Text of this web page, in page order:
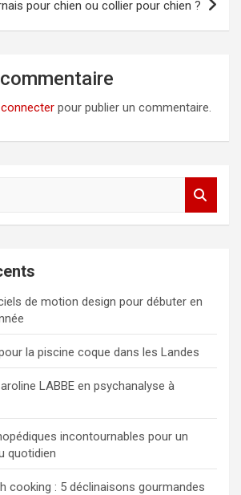
pour chien ou collier pour chien ?
pour publier un commentaire.
de motion design pour débuter en
la piscine coque dans les Landes
LABBE en psychanalyse à
incontournables pour un
quotidien
cooking : 5 déclinaisons gourmandes